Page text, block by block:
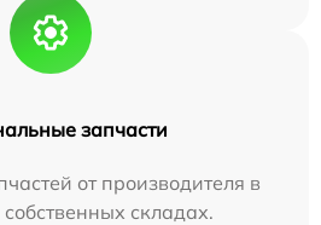
запчасти
от производителя в
складах.